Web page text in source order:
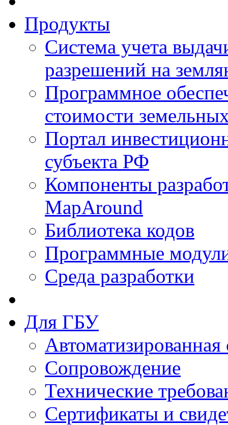
Продукты
Система учета
разрешений на
Программное
стоимости
Портал
субъекта РФ
Компоненты
MapAround
Библиотека кодов
Программные
Среда разработки
Для ГБУ
Сопровождение
Технические
Сертификаты и